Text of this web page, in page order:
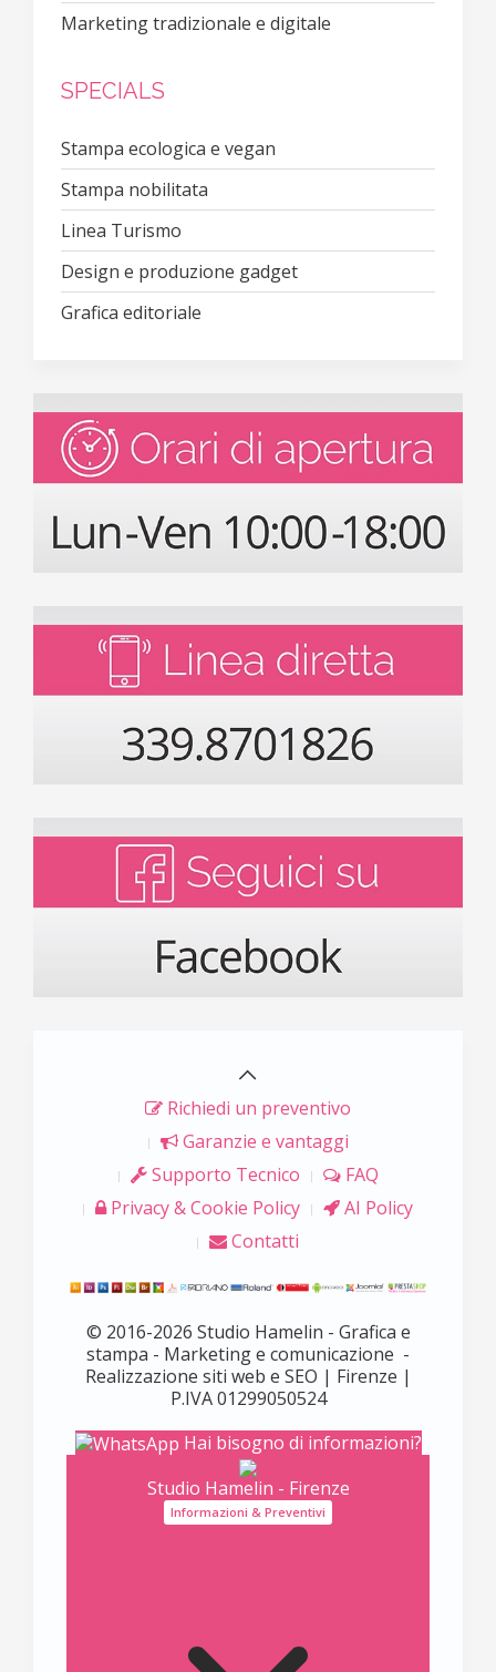
Marketing tradizionale e digitale
SPECIALS
Stampa ecologica e vegan
Stampa nobilitata
Linea Turismo
Design e produzione gadget
Grafica editoriale
Richiedi un preventivo
Garanzie e vantaggi
Supporto Tecnico
FAQ
Privacy & Cookie Policy
AI Policy
Contatti
© 2016-2026 Studio Hamelin - Grafica e
stampa - Marketing e comunicazione -
Realizzazione siti web e SEO | Firenze |
P.IVA 01299050524
Hai bisogno di informazioni?
Studio Hamelin - Firenze
Informazioni & Preventivi